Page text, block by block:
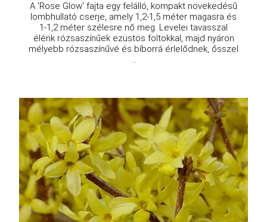
A 'Rose Glow' fajta egy felálló, kompakt növekedésű
lombhullató cserje, amely 1,2-1,5 méter magasra és
1-1,2 méter szélesre nő meg. Levelei tavasszal
élénk rózsaszínűek ezüstös foltokkal, majd nyáron
mélyebb rózsaszínűvé és bíborrá érlelődnek, ősszel
...